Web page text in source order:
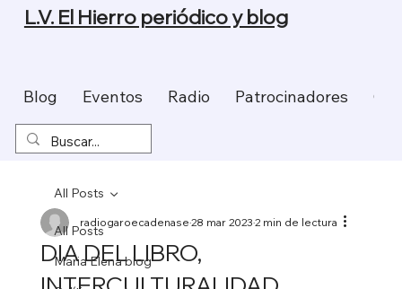
Blog Eventos Radio Patrocinadores
L.V. El Hierro periódico y blog
All Posts
Maria Elena blog
All Posts
DIA DEL LIBRO,
radiogaroecadenase28 mar 20232 min de lectura